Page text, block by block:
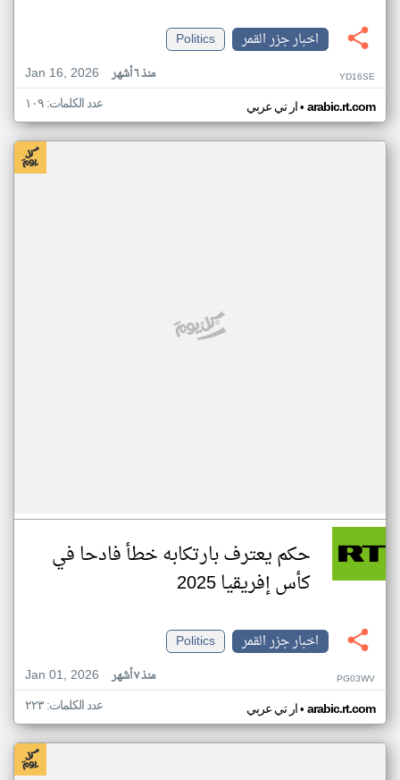
اخبار جزر القمر
Politics
Jan 16, 2026
منذ ٦ أشهر YD16SE
ار تي عربي• arabic.rt.com عدد الكلمات: ١٠٩
حكم يعترف بارتكابه خطأ فادحا في
كأس إفريقيا 2025
اخبار جزر القمر
Politics
Jan 01, 2026
منذ ٧ أشهر PG03WV
ار تي عربي• arabic.rt.com عدد الكلمات: ٢٢٣